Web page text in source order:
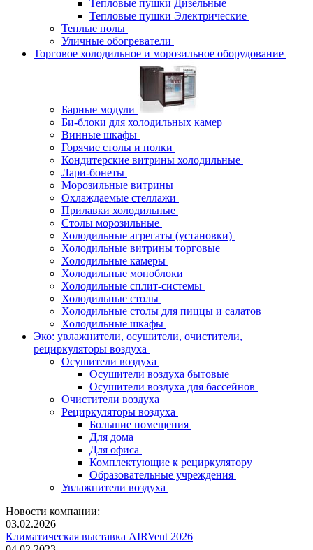
Тепловые пушки Дизельные
Тепловые пушки Электрические
Теплые полы
Уличные обогреватели
Торговое холодильное и морозильное оборудование
Барные модули
Би-блоки для холодильных камер
Винные шкафы
Горячие столы и полки
Кондитерские витрины холодильные
Лари-бонеты
Морозильные витрины
Охлаждаемые стеллажи
Прилавки холодильные
Столы морозильные
Холодильные агрегаты (установки)
Холодильные витрины торговые
Холодильные камеры
Холодильные моноблоки
Холодильные сплит-системы
Холодильные столы
Холодильные столы для пиццы и салатов
Холодильные шкафы
Эко: увлажнители, осушители, очистители,
рециркуляторы воздуха
Осушители воздуха
Осушители воздуха бытовые
Осушители воздуха для бассейнов
Очистители воздуха
Рециркуляторы воздуха
Большие помещения
Для дома
Для офиса
Комплектующие к рециркулятору
Образовательные учреждения
Увлажнители воздуха
Новости компании:
03.02.2026
Климатическая выставка AIRVent 2026